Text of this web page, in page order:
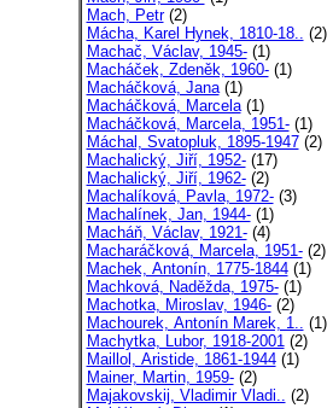
Mach, Petr(2)
Mácha, Karel Hynek, 1810-18.. (2)
Machač, Václav, 1945-(1)
Macháček, Zdeněk, 1960-(1)
Macháčková, Jana(1)
Macháčková, Marcela(1)
Macháčková, Marcela, 1951-(1)
Máchal, Svatopluk, 1895-1947(2)
Machalický, Jiří, 1952-(17)
Machalický, Jiří, 1962-(2)
Machalíková, Pavla, 1972-(3)
Machalínek, Jan, 1944-(1)
Macháň, Václav, 1921-(4)
Macharáčková, Marcela, 1951-(2)
Machek, Antonín, 1775-1844(1)
Machková, Naděžda, 1975-(1)
Machotka, Miroslav, 1946-(2)
Machourek, Antonín Marek, 1.. (1)
Machytka, Lubor, 1918-2001(2)
Maillol, Aristide, 1861-1944(1)
Mainer, Martin, 1959-(2)
Majakovskij, Vladimir Vladi.. (2)